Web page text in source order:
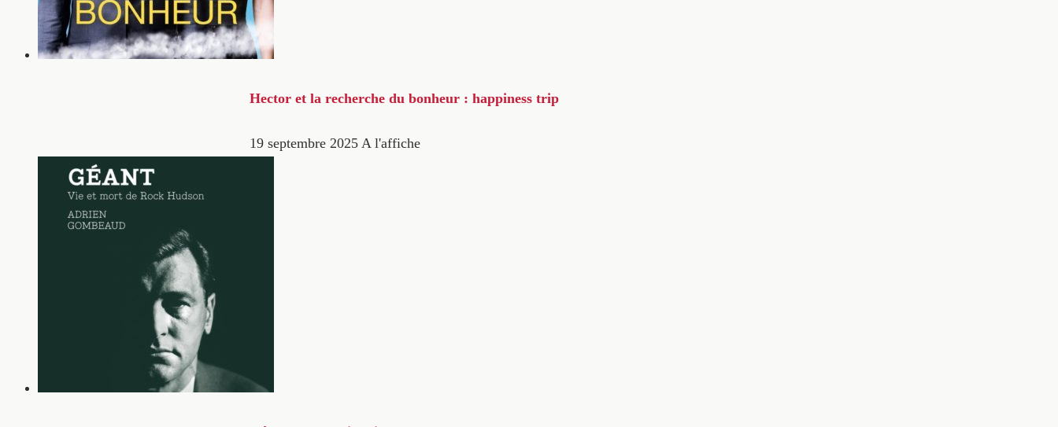
Hector et la recherche du bonheur : happiness trip
19 septembre 2025 A l'affiche